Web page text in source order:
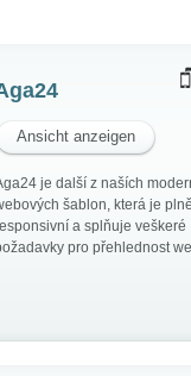
Ansicht anzeigen
je další z naších
šablon, která je
a splňuje veškeré
pro přehlednost